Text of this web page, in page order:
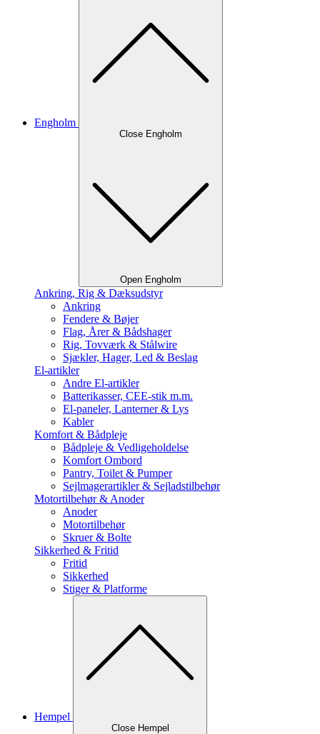
Engholm
Close Engholm
Open Engholm
Ankring, Rig & Dæksudstyr
Ankring
Fendere & Bøjer
Flag, Årer & Bådshager
Rig, Tovværk & Stålwire
Sjækler, Hager, Led & Beslag
El-artikler
Andre El-artikler
Batterikasser, CEE-stik m.m.
El-paneler, Lanterner & Lys
Kabler
Komfort & Bådpleje
Bådpleje & Vedligeholdelse
Komfort Ombord
Pantry, Toilet & Pumper
Sejlmagerartikler & Sejladstilbehør
Motortilbehør & Anoder
Anoder
Motortilbehør
Skruer & Bolte
Sikkerhed & Fritid
Fritid
Sikkerhed
Stiger & Platforme
Hempel
Close Hempel